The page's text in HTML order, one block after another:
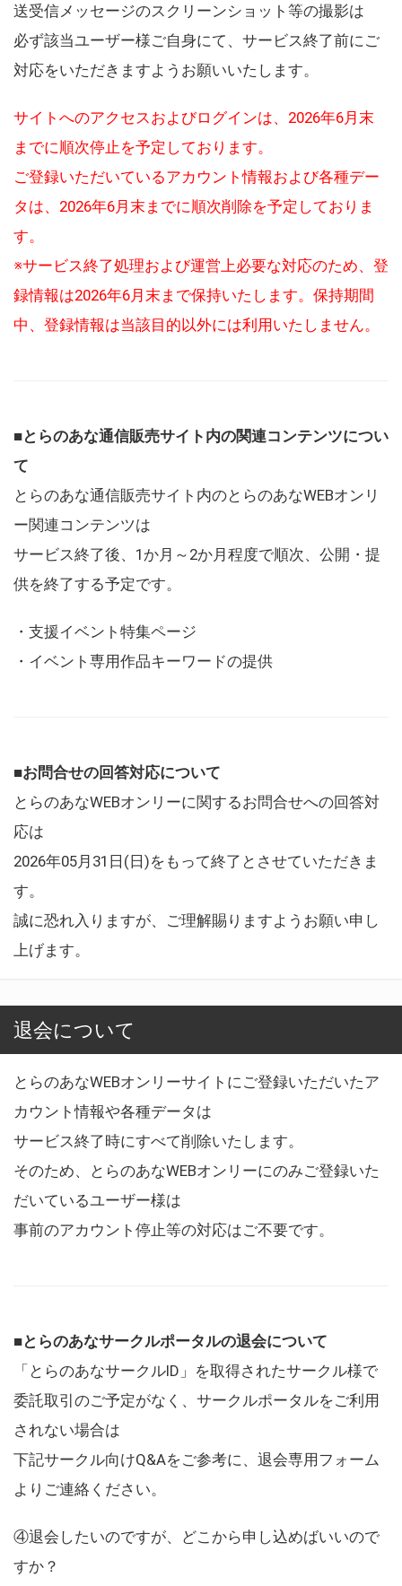
送受信メッセージのスクリーンショット等の撮影は
必ず該当ユーザー様ご自身にて、サービス終了前にご
対応をいただきますようお願いいたします。
サイトへのアクセスおよびログインは、2026年6月末
までに順次停止を予定しております。
ご登録いただいているアカウント情報および各種デー
タは、2026年6月末までに順次削除を予定しておりま
す。
※サービス終了処理および運営上必要な対応のため、登
録情報は2026年6月末まで保持いたします。保持期間
中、登録情報は当該目的以外には利用いたしません。
■とらのあな通信販売サイト内の関連コンテンツについ
て
とらのあな通信販売サイト内のとらのあなWEBオンリ
ー関連コンテンツは
サービス終了後、1か月～2か月程度で順次、公開・提
供を終了する予定です。
・支援イベント特集ページ
・イベント専用作品キーワードの提供
■お問合せの回答対応について
とらのあなWEBオンリーに関するお問合せへの回答対
応は
2026年05月31日(日)をもって終了とさせていただきま
す。
誠に恐れ入りますが、ご理解賜りますようお願い申し
上げます。
退会について
とらのあなWEBオンリーサイトにご登録いただいたア
カウント情報や各種データは
サービス終了時にすべて削除いたします。
そのため、とらのあなWEBオンリーにのみご登録いた
だいているユーザー様は
事前のアカウント停止等の対応はご不要です。
■とらのあなサークルポータルの退会について
「とらのあなサークルID」を取得されたサークル様で
委託取引のご予定がなく、サークルポータルをご利用
されない場合は
下記サークル向けQ&Aをご参考に、退会専用フォーム
よりご連絡ください。
④退会したいのですが、どこから申し込めばいいので
すか？